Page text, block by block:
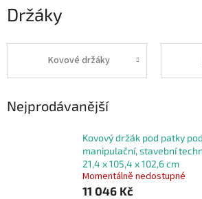
Držáky
Kovové držáky
Nejprodávanější
Kovový držák pod patky
manipulační, stavební
21,4 x 105,4 x 102,6 cm
Momentálně nedostupné
11 046 Kč